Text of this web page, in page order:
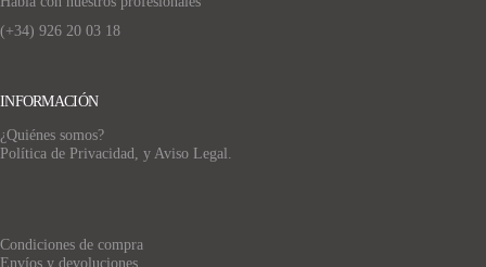
(+34) 926 20 03 18
INFORMACIÓN
¿Quiénes somos?
Política de Privacidad, y Aviso Legal.
Condiciones de compra
Envíos y devoluciones